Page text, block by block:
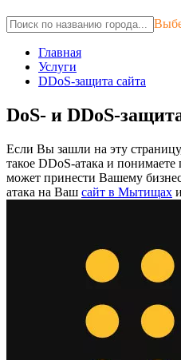
Главная
Услуги
DDoS-защита сайта
DoS- и DDoS-
Если Вы зашли на эту
такое DDoS-атака и понимаете
может принести Вашему
атака на Ваш сайт в Мытищах